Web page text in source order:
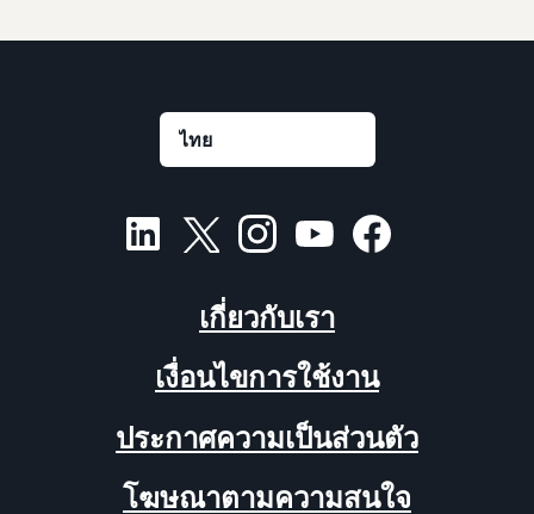
เกี่ยวกับเรา
เงื่อนไขการใช้งาน
ประกาศความเป็นส่วนตัว
โฆษณาตามความสนใจ